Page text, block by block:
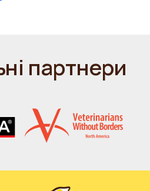
партнери